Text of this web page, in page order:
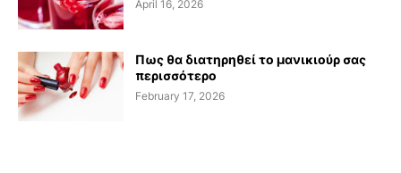
April 16, 2026
Πως θα διατηρηθεί το μανικιούρ σας
περισσότερο
February 17, 2026